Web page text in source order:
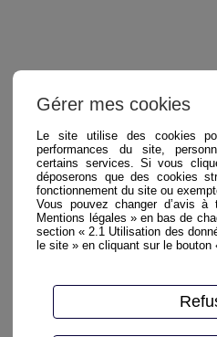
Gérer mes cookies
Le site utilise des cookies
performances du site,
certains services. Si vous
déposerons que des cookies
fonctionnement du site ou
Vous pouvez changer d’avis
Mentions légales » en bas de
section « 2.1 Utilisation des
le site » en cliquant sur le